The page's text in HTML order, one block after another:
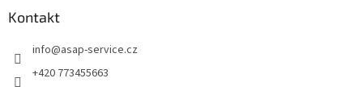
Kontakt
info@asap-service.cz
+420 773455663